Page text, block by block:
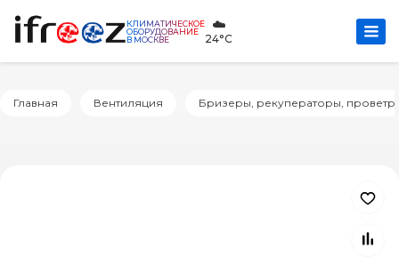
КЛИМАТИЧЕСКОЕ
ОБОРУДОВАНИЕ
В МОСКВЕ
☁️
24°C
Главная Вентиляция Бризеры, рекуператоры,